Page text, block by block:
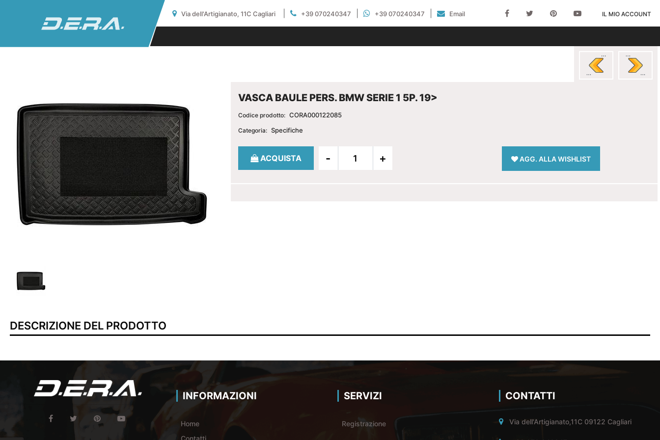
Via dell'Artigianato, 11C Cagliari +39 070240347 +39 070240347 Email IL MIO ACCOUNT
VASCA BAULE PERS. BMW SERIE 1 5P. 19>
Codice prodotto: CORA000122085
Categoria: Specifiche
Quantità
ACQUISTA AGG. ALLA WISHLIST
DESCRIZIONE DEL PRODOTTO
INFORMAZIONI
Home
SERVIZI
Registrazione
CONTATTI
Via dell'Artigianato,11C 09122 Cagliari